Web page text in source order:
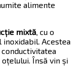
alimente
mixtă , cu o
Acestea
Însă vin și